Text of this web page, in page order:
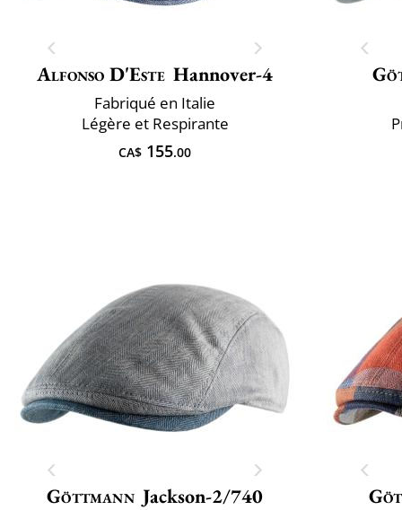
Alfonso D'Este Hannover-4
Fabriqué en Italie
Légère et Respirante
CA$ 155.00
Göttmann Jackson-2/740